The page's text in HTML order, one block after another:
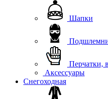
Шапки
Перчатки,
Аксессуары
Снегоходная